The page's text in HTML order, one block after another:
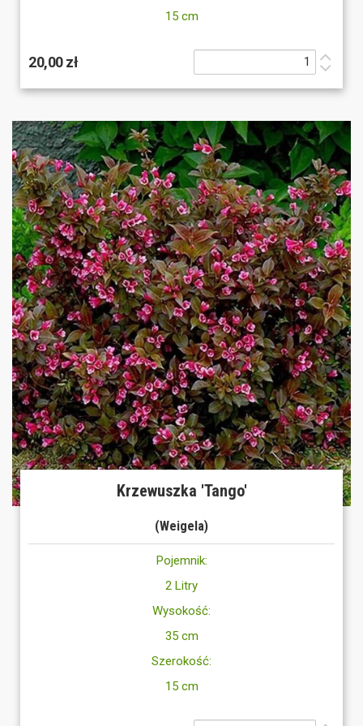
15 cm
20,00 zł
Krzewuszka 'Tango'
(Weigela)
Pojemnik:
2 Litry
Wysokość:
35 cm
Szerokość:
15 cm